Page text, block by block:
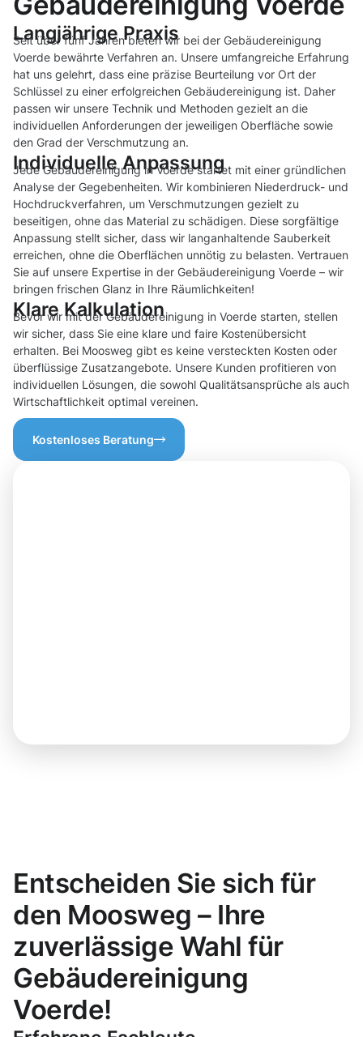
Langjährige Praxis
Seit über fünf Jahren bieten wir bei der Gebäudereinigung
Voerde bewährte Verfahren an. Unsere umfangreiche Erfahrung
hat uns gelehrt, dass eine präzise Beurteilung vor Ort der
Schlüssel zu einer erfolgreichen Gebäudereinigung ist. Daher
passen wir unsere Technik und Methoden gezielt an die
individuellen Anforderungen der jeweiligen Oberfläche sowie
den Grad der Verschmutzung an.
Individuelle Anpassung
Jede Gebäudereinigung in Voerde startet mit einer gründlichen
Analyse der Gegebenheiten. Wir kombinieren Niederdruck- und
Hochdruckverfahren, um Verschmutzungen gezielt zu
beseitigen, ohne das Material zu schädigen. Diese sorgfältige
Anpassung stellt sicher, dass wir langanhaltende Sauberkeit
erreichen, ohne die Oberflächen unnötig zu belasten. Vertrauen
Sie auf unsere Expertise in der Gebäudereinigung Voerde – wir
bringen frischen Glanz in Ihre Räumlichkeiten!
Klare Kalkulation
Bevor wir mit der Gebäudereinigung in Voerde starten, stellen
wir sicher, dass Sie eine klare und faire Kostenübersicht
erhalten. Bei Moosweg gibt es keine versteckten Kosten oder
überflüssige Zusatzangebote. Unsere Kunden profitieren von
individuellen Lösungen, die sowohl Qualitätsansprüche als auch
Wirtschaftlichkeit optimal vereinen.
Kostenloses Beratung
Entscheiden Sie sich für
den Moosweg – Ihre
zuverlässige Wahl für
Gebäudereinigung
Voerde!